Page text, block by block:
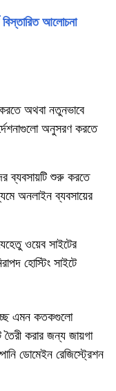
বিস্তারিত আলোচনা
অথবা নতুনভাবে
অনুসরণ করতে
ব্যবসায়টি শুরু করতে
অনলাইন ব্যবসায়ের
ওয়েব সাইটের
হোস্টিং সাইটে
এমন কতকগুলো
তৈরী করার জন্য জায়গা
ডোমেইন রেজিস্ট্রেশন